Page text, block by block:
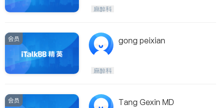
麻醉科
会员 gong peixian
麻醉科
会员 Tang Gexin MD